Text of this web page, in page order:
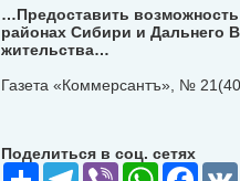
…Предоставить
районах Сибири и Дальнего
жительства…
Газета «Коммерсантъ», №
Поделиться в соц. сетях
Share Telegram
Viber WhatsApp